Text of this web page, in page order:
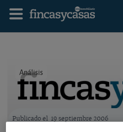
Análisis
Publicado el 19 septiembre 2006